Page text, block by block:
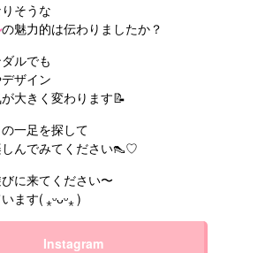
そうな
の魅力的は伝わりましたか？
ルでも
ザイン
大きく変わります📝
一足を探して
んでみてください👠♡
に来てください〜
ます( ⁎ᵕᴗᵕ⁎ )
Instagram